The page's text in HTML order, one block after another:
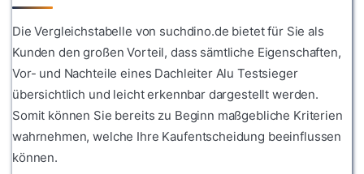
Die Vergleichstabelle von suchdino.de bietet für Sie als
Kunden den großen Vorteil, dass sämtliche Eigenschaften,
Vor- und Nachteile eines Dachleiter Alu Testsieger
übersichtlich und leicht erkennbar dargestellt werden.
Somit können Sie bereits zu Beginn maßgebliche Kriterien
wahrnehmen, welche Ihre Kaufentscheidung beeinflussen
können.